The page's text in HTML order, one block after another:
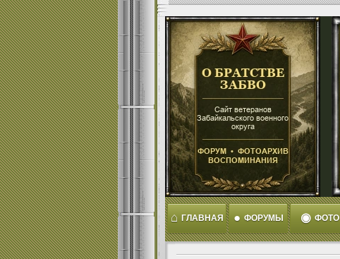
⌂ ГЛАВНАЯ ● ФОРУМЫ ◉ ФОТО